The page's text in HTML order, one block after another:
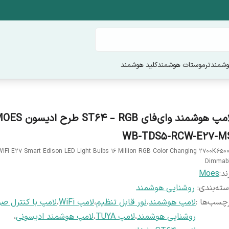
ترموستات هوشمندکلید هوشمند
WB-TDS5-RCW-E27-
E27 Smart Edison LED Light Bulbs 16 Million RGB Color Changing 2700K-
Moes
: روشنایی هوشمند
:لامپ هوشمند،نور قابل تنظیم،لامپ WiFi ،لامپ با کنترل
روشنایی هوشمند،لامپ TUYA ،لامپ هوشمند ادیسونی،